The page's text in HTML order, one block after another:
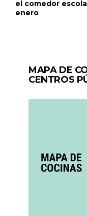
el comedor
enero
MAPA DE
CENTROS